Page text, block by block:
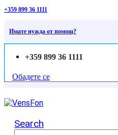
+359 899 36 1111
Имате нужда от помощ?
+359 899 36 1111
Обадете се
Search